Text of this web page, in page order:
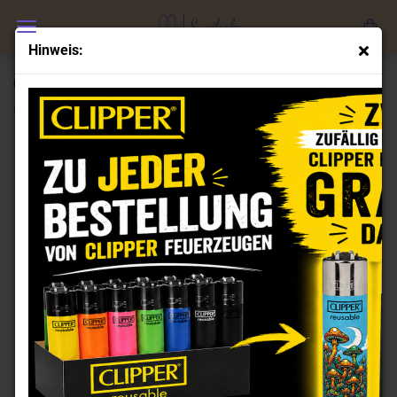
Hinweis:
Clipper Feuerzeuge Set Slogan 666
(Art.Nr.:CL101685)